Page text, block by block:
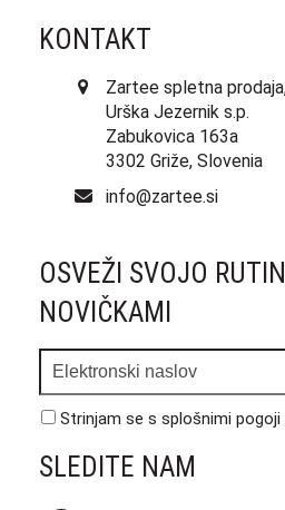
KONTAKT
Zartee spletna
Urška Jezernik s.p.
Zabukovica 163a
3302 Griže, Slovenia
info@zartee.si
OSVEŽI SVOJO
NOVIČKAMI
Elektronski
naslov
Strinjam se s splošnimi pogoji
SLEDITE NAM